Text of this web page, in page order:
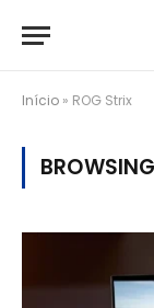
Início » ROG Strix